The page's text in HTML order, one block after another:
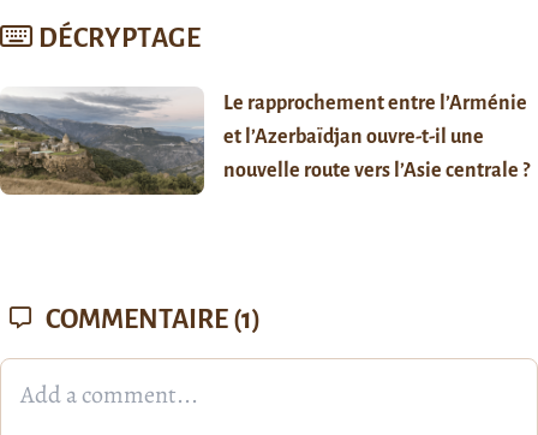
DÉCRYPTAGE
Le rapprochement entre l’Arménie
et l’Azerbaïdjan ouvre-t-il une
nouvelle route vers l’Asie centrale ?
COMMENTAIRE (1)